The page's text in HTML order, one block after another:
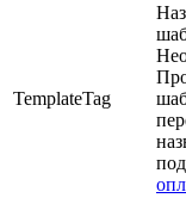
TemplateTag